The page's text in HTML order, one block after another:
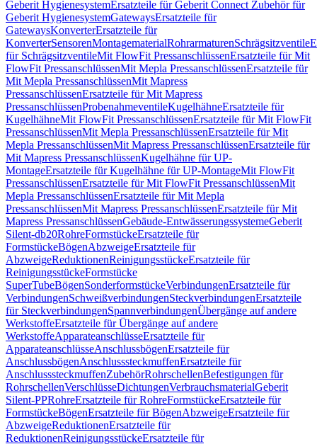
Geberit HygienesystemErsatzteile für Geberit Connect Zubehör für
Geberit HygienesystemGatewaysErsatzteile für
GatewaysKonverterErsatzteile für
KonverterSensorenMontagematerialRohrarmaturenSchrägsitzventile
für SchrägsitzventileMit FlowFit PressanschlüssenErsatzteile für Mit
FlowFit PressanschlüssenMit Mepla PressanschlüssenErsatzteile für
Mit Mepla PressanschlüssenMit Mapress
PressanschlüssenErsatzteile für Mit Mapress
PressanschlüssenProbenahmeventileKugelhähneErsatzteile für
KugelhähneMit FlowFit PressanschlüssenErsatzteile für Mit FlowFit
PressanschlüssenMit Mepla PressanschlüssenErsatzteile für Mit
Mepla PressanschlüssenMit Mapress PressanschlüssenErsatzteile für
Mit Mapress PressanschlüssenKugelhähne für UP-
MontageErsatzteile für Kugelhähne für UP-MontageMit FlowFit
PressanschlüssenErsatzteile für Mit FlowFit PressanschlüssenMit
Mepla PressanschlüssenErsatzteile für Mit Mepla
PressanschlüssenMit Mapress PressanschlüssenErsatzteile für Mit
Mapress PressanschlüssenGebäude-EntwässerungssystemeGeberit
Silent-db20RohreFormstückeErsatzteile für
FormstückeBögenAbzweigeErsatzteile für
AbzweigeReduktionenReinigungsstückeErsatzteile für
ReinigungsstückeFormstücke
SuperTubeBögenSonderformstückeVerbindungenErsatzteile für
VerbindungenSchweißverbindungenSteckverbindungenErsatzteile
für SteckverbindungenSpannverbindungenÜbergänge auf andere
WerkstoffeErsatzteile für Übergänge auf andere
WerkstoffeApparateanschlüsseErsatzteile für
ApparateanschlüsseAnschlussbögenErsatzteile für
AnschlussbögenAnschlusssteckmuffenErsatzteile für
AnschlusssteckmuffenZubehörRohrschellenBefestigungen für
RohrschellenVerschlüsseDichtungenVerbrauchsmaterialGeberit
Silent-PPRohreErsatzteile für RohreFormstückeErsatzteile für
FormstückeBögenErsatzteile für BögenAbzweigeErsatzteile für
AbzweigeReduktionenErsatzteile für
ReduktionenReinigungsstückeErsatzteile für